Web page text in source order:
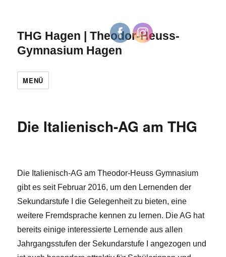
THG Hagen | Theodor-Heuss-
Gymnasium Hagen
MENÜ
Die Italienisch-AG am THG
Die Italienisch-AG am Theodor-Heuss Gymnasium
gibt es seit Februar 2016, um den Lernenden der
Sekundarstufe I die Gelegenheit zu bieten, eine
weitere Fremdsprache kennen zu lernen. Die AG hat
bereits einige interessierte Lernende aus allen
Jahrgangsstufen der Sekundarstufe I angezogen und